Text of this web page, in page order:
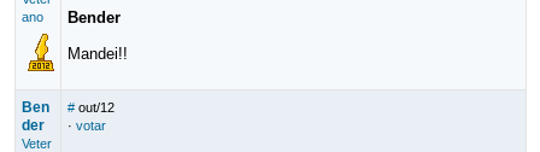
ano
Bender
Mandei!!
Ben
der
Veter
# out/12
· votar